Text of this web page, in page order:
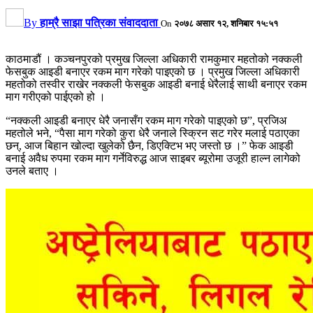
Byहाम्रै साझा पत्रिका संवाददाता On २०७८ असार १२, शनिबार १५:५१
काठमाडौं । कञ्चनपुरको प्रमुख जिल्ला अधिकारी रामकुमार महतोको नक्कली
फेसबुक आइडी बनाएर रकम माग गरेको पाइएको छ । प्रमुख जिल्ला अधिकारी
महतोको तस्वीर राखेर नक्कली फेसबुक आइडी बनाई धेरैलाई साथी बनाएर रकम
माग गरीएको पाईएको हो ।
“नक्कली आइडी बनाएर धेरै जनासँग रकम माग गरेको पाइएको छ”, प्रजिअ
महतोले भने, “पैसा माग गरेको कुरा धेरै जनाले स्क्रिन सट गरेर मलाई पठाएका
छन्, आज बिहान खोल्दा खुलेको छैन, डिएक्टिभ भए जस्तो छ ।” फेक आइडी
बनाई अवैध रुपमा रकम माग गर्नेविरुद्ध आज साइबर ब्यूरोमा उजूरी हाल्न लागेको
उनले बताए ।